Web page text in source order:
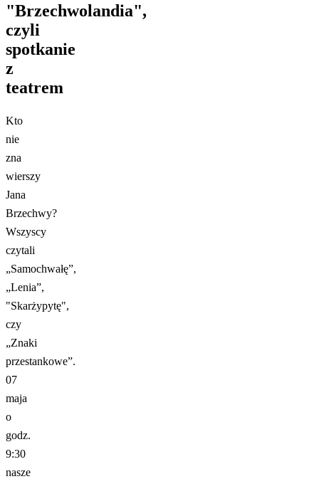
"Brzechwolandia",
czyli
spotkanie
z
teatrem
Kto
nie
zna
wierszy
Jana
Brzechwy?
Wszyscy
czytali
„Samochwałę”,
„Lenia”,
"Skarżypytę",
czy
„Znaki
przestankowe”.
07
maja
o
godz.
9:30
nasze